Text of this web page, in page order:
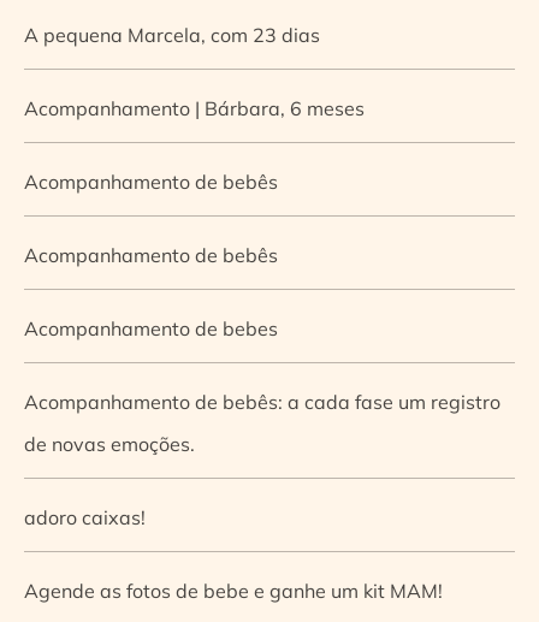
A pequena Marcela, com 23 dias
Acompanhamento | Bárbara, 6 meses
Acompanhamento de bebês
Acompanhamento de bebês
Acompanhamento de bebes
Acompanhamento de bebês: a cada fase um registro
de novas emoções.
adoro caixas!
Agende as fotos de bebe e ganhe um kit MAM!